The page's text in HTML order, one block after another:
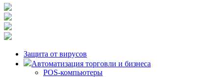
Защита от вирусов
Автоматизация торговли и бизнеса
POS-компьютеры